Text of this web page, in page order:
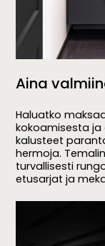
Aina
Haluatko
kokoamisesta ja
kalusteet
hermoja.
turvallisesti
etusarjat ja